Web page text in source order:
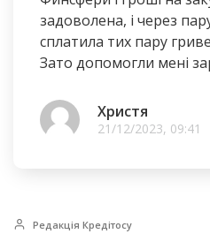
задоволена, і через
сплатила тих пару
Зато допомогли мені
Христя
21/12/2023, 09:41
Редакція Кредітосу